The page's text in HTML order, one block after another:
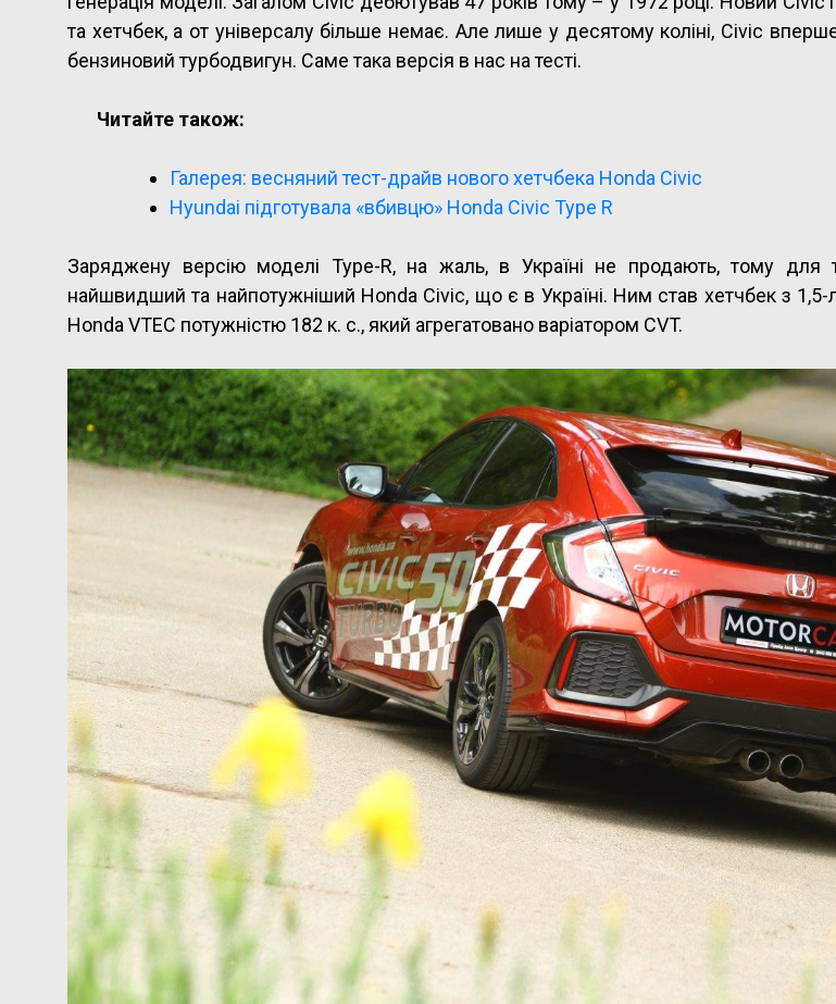
та хетчбек, а от універсалу більше немає. Але лише у десятому коліні, Civic вперше
бензиновий турбодвигун. Саме така версія в нас на тесті.
Читайте також:
Галерея: весняний тест-драйв нового хетчбека Honda Civic
Hyundai підготувала «вбивцю» Honda Civic Type R
Заряджену версію моделі Type-R, на жаль, в Україні не продають, тому для
найшвидший та найпотужніший Honda Civic, що є в Україні. Ним став хетчбек з 1,5-
Honda VTEC потужністю 182 к. с., який агрегатовано варіатором CVT.